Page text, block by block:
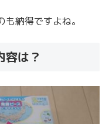
納得ですよね。
容は？